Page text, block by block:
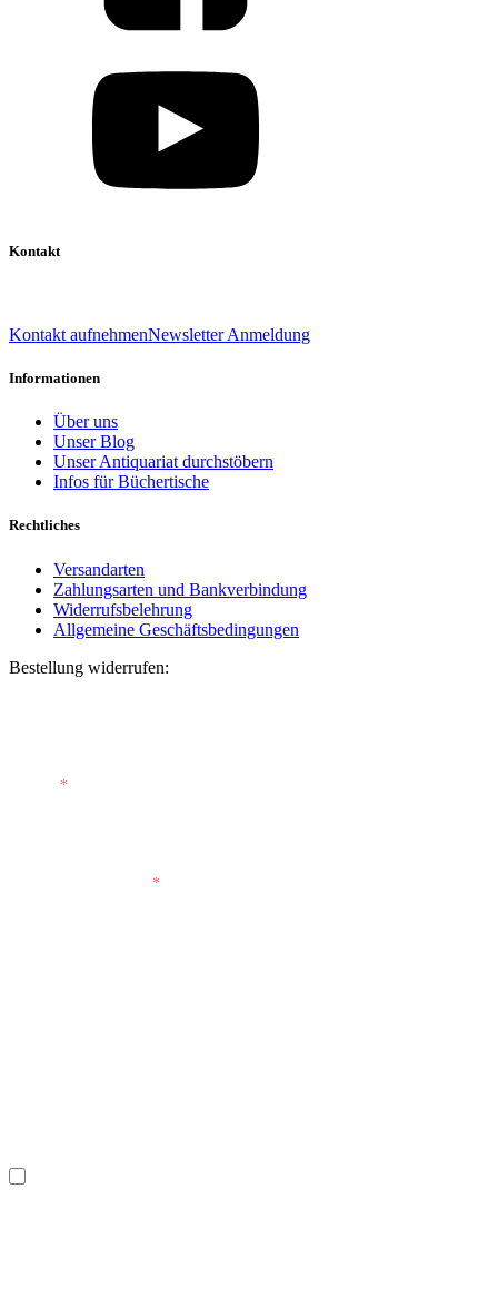
Kontakt
Kontakt aufnehmenNewsletter Anmeldung
Informationen
Über uns
Unser Blog
Unser Antiquariat durchstöbern
Infos für Büchertische
Rechtliches
Versandarten
Zahlungsarten und Bankverbindung
Widerrufsbelehrung
Allgemeine Geschäftsbedingungen
Bestellung widerrufen:
*
*
Ich möchte bestimmte Positionen für den Widerruf